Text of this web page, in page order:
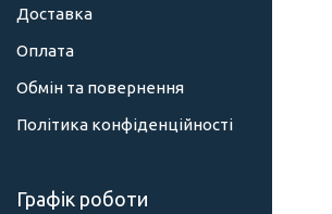
Доставка
Оплата
Обмін та повернення
Політика конфіденційності
Графік роботи